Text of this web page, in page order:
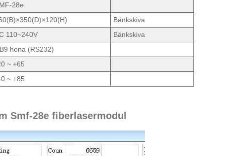
28e
Bänkskiva
110~240V
Bänkskiva
hona (RS232)
~ +65
~ +85
Smf-28e fiberlasermodul